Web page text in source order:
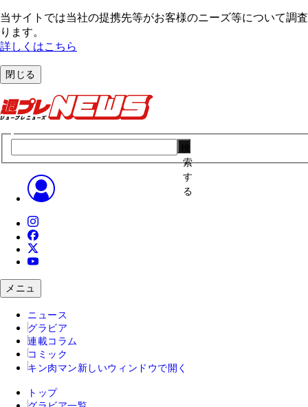
当サイトでは当社の提携先等がお客様のニーズ等について調
ります。
詳しくはこちら
閉じる
索
す
る
メニュ
ニュース
グラビア
連載コラム
コミック
キン肉マン 新しいウィンドウで開く
トップ